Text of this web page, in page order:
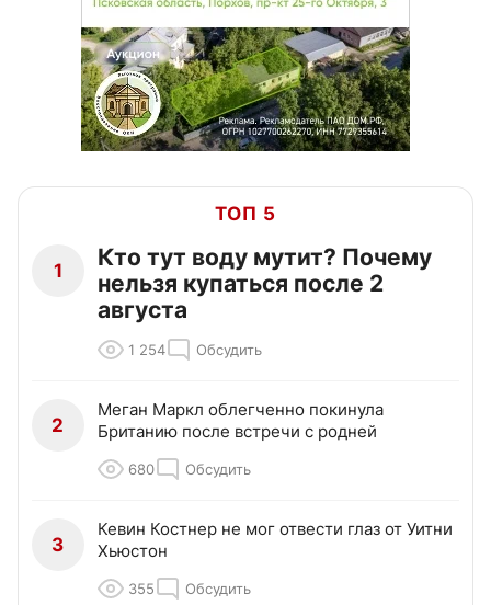
ТОП 5
1
Кто тут воду мутит? Почему
нельзя купаться после 2
августа
1 254 Обсудить
2
Меган Маркл облегченно покинула
Британию после встречи с родней
680 Обсудить
3
Кевин Костнер не мог отвести глаз от Уитни
Хьюстон
355 Обсудить